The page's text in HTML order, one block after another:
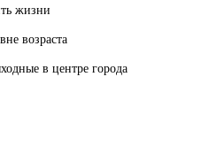
жизни
возраста
в центре города